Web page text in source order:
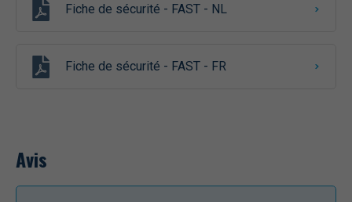
Fiche de sécurité - FAST - NL
Fiche de sécurité - FAST - FR
Avis